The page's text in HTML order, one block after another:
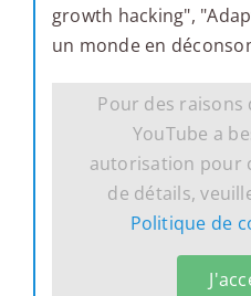
growth hacking",
un monde en
Pour des
YouTube a
autorisation pour
de détails,
Politique de